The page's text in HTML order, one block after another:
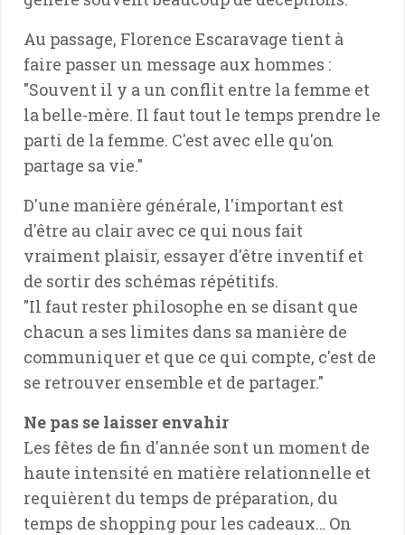
Au passage, Florence Escaravage tient à
faire passer un message aux hommes :
"Souvent il y a un conflit entre la femme et
la belle-mère. Il faut tout le temps prendre le
parti de la femme. C'est avec elle qu'on
partage sa vie."
D'une manière générale, l'important est
d'être au clair avec ce qui nous fait
vraiment plaisir, essayer d'être inventif et
de sortir des schémas répétitifs.
"Il faut rester philosophe en se disant que
chacun a ses limites dans sa manière de
communiquer et que ce qui compte, c'est de
se retrouver ensemble et de partager."
Ne pas se laisser envahir
Les fêtes de fin d'année sont un moment de
haute intensité en matière relationnelle et
requièrent du temps de préparation, du
temps de shopping pour les cadeaux… On